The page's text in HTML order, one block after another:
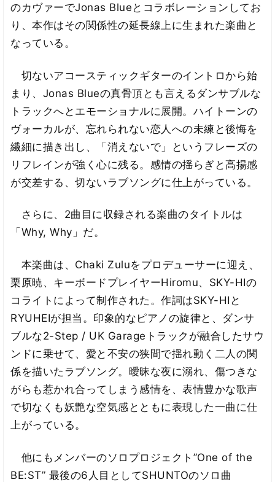
のカヴァーでJonas Blueとコラボレーションしてお
り、本作はその関係性の延長線上に生まれた楽曲と
なっている。
切ないアコースティックギターのイントロから始
まり、Jonas Blueの真骨頂とも言えるダンサブルな
トラックへとエモーショナルに展開。ハイトーンの
ヴォーカルが、忘れられない恋人への未練と後悔を
繊細に描き出し、「消えないで」というフレーズの
リフレインが強く心に残る。感情の揺らぎと高揚感
が交差する、切ないラブソングに仕上がっている。
さらに、2曲目に収録される楽曲のタイトルは
「Why, Why」だ。
本楽曲は、Chaki Zuluをプロデューサーに迎え、
栗原暁、キーボードプレイヤーHiromu、SKY-HIの
コライトによって制作された。作詞はSKY-HIと
RYUHEIが担当。印象的なピアノの旋律と、ダンサ
ブルな2-Step / UK Garageトラックが融合したサウ
ンドに乗せて、愛と不安の狭間で揺れ動く二人の関
係を描いたラブソング。曖昧な夜に溺れ、傷つきな
がらも惹かれ合ってしまう感情を、表情豊かな歌声
で切なくも妖艶な空気感とともに表現した一曲に仕
上がっている。
他にもメンバーのソロプロジェクト”One of the
BE:ST” 最後の6人目としてSHUNTOのソロ曲